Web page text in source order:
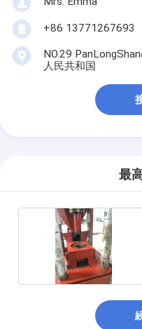
+86 13771267693
NO.29
人民共和国
最